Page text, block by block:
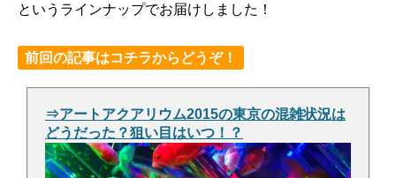
というラインナップでお届けしました！
前回の記事はコチラからどうぞ！
⇒アートアクアリウム2015の東京の混雑状況は
どうだった？狙い目はいつ！？